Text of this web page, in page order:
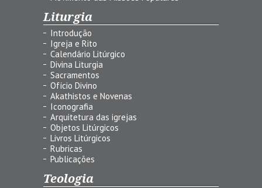
Liturgia
Introdução
Igreja e Rito
Calendário Litúrgico
Divina Liturgia
Sacramentos
Ofício Divino
Akathistos e Novenas
Iconografia
Arquitetura das igrejas
Objetos Litúrgicos
Livros Litúrgicos
Rubricas
Publicações
Teologia